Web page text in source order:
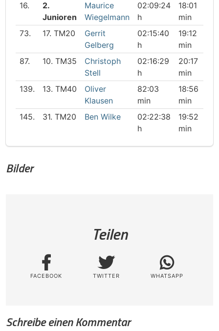
16.
2.
Junioren
Maurice
Wiegelmann
02:09:24
h
18:01
min
73.
17. TM20
Gerrit
Gelberg
02:15:40
h
19:12
min
87.
10. TM35
Christoph
Stell
02:16:29
h
20:17
min
139.
13. TM40
Oliver
Klausen
82:03
min
18:56
min
145.
31. TM20 Ben Wilke
02:22:38
h
19:52
min
Bilder
Teilen
FACEBOOK TWITTER WHATSAPP
Schreibe einen Kommentar